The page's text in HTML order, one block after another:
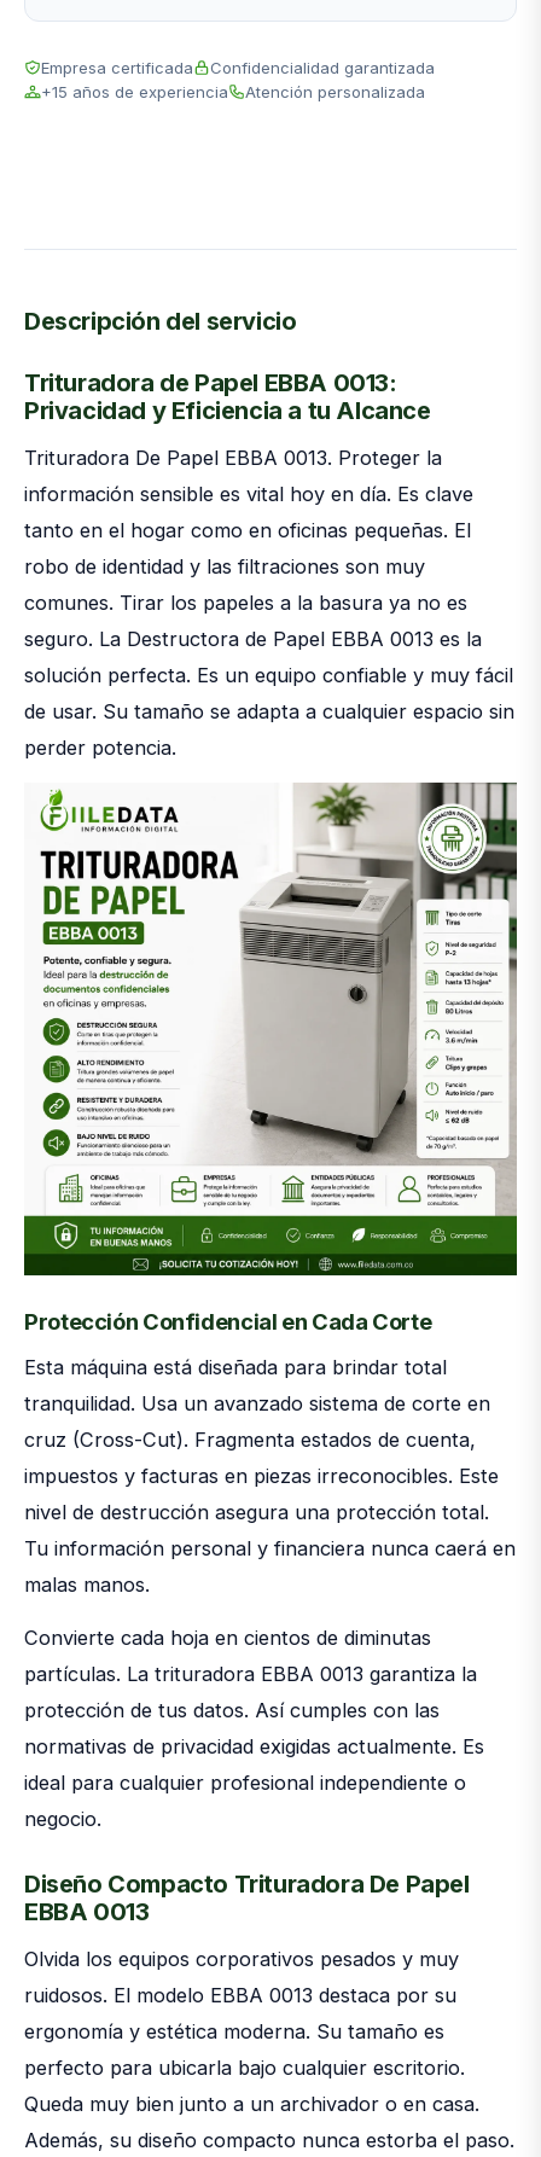
Empresa certificada
Confidencialidad garantizada
+15 años de experiencia
Atención personalizada
Descripción del servicio
Trituradora de Papel EBBA 0013:
Privacidad y Eficiencia a tu Alcance
Trituradora De Papel EBBA 0013. Proteger la
información sensible es vital hoy en día. Es clave
tanto en el hogar como en oficinas pequeñas. El
robo de identidad y las filtraciones son muy
comunes. Tirar los papeles a la basura ya no es
seguro. La Destructora de Papel EBBA 0013 es la
solución perfecta. Es un equipo confiable y muy fácil
de usar. Su tamaño se adapta a cualquier espacio sin
perder potencia.
Protección Confidencial en Cada Corte
Esta máquina está diseñada para brindar total
tranquilidad. Usa un avanzado sistema de corte en
cruz (Cross-Cut). Fragmenta estados de cuenta,
impuestos y facturas en piezas irreconocibles. Este
nivel de destrucción asegura una protección total.
Tu información personal y financiera nunca caerá en
malas manos.
Convierte cada hoja en cientos de diminutas
partículas. La trituradora EBBA 0013 garantiza la
protección de tus datos. Así cumples con las
normativas de privacidad exigidas actualmente. Es
ideal para cualquier profesional independiente o
negocio.
Diseño Compacto Trituradora De Papel
EBBA 0013
Olvida los equipos corporativos pesados y muy
ruidosos. El modelo EBBA 0013 destaca por su
ergonomía y estética moderna. Su tamaño es
perfecto para ubicarla bajo cualquier escritorio.
Queda muy bien junto a un archivador o en casa.
Además, su diseño compacto nunca estorba el paso.